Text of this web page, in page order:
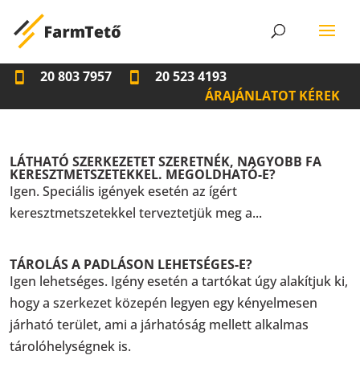
20 803 7957
20 523 4193
ÁRAJÁNLATOT KÉREK
LÁTHATÓ SZERKEZETET SZERETNÉK, NAGYOBB FA
KERESZTMETSZETEKKEL. MEGOLDHATÓ-E?
Igen. Speciális igények esetén az ígért
keresztmetszetekkel terveztetjük meg a...
TÁROLÁS A PADLÁSON LEHETSÉGES-E?
Igen lehetséges. Igény esetén a tartókat úgy alakítjuk ki,
hogy a szerkezet közepén legyen egy kényelmesen
járható terület, ami a járhatóság mellett alkalmas
tárolóhelységnek is.